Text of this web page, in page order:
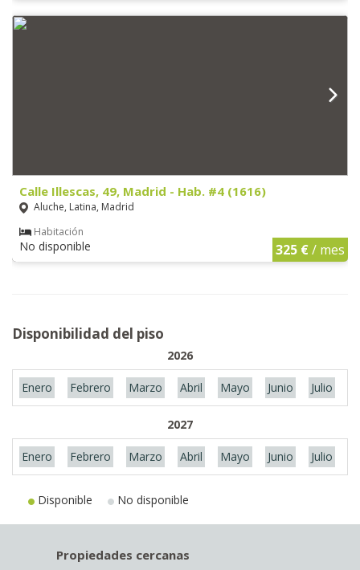
Calle Illescas, 49, Madrid - Hab. #4 (1616)
Aluche, Latina, Madrid
Habitación
No disponible 325 €/ mes
Disponibilidad del piso
2026
Enero Febrero Marzo Abril Mayo Junio Julio
2027
Enero Febrero Marzo Abril Mayo Junio Julio
Disponible No disponible
Propiedades cercanas